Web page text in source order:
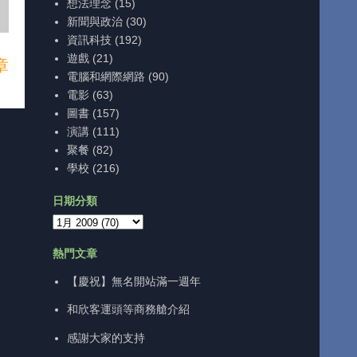
想法理念 (15)
新聞與政治 (30)
資訊科技 (192)
遊戲 (21)
電腦和網際網路 (90)
電影 (63)
圖書 (157)
演講 (111)
聚餐 (82)
學校 (216)
日期分類
熱門文章
【慶祝】無名開站滿一週年
和欣客運頭等商務艙介紹
感謝大家的支持